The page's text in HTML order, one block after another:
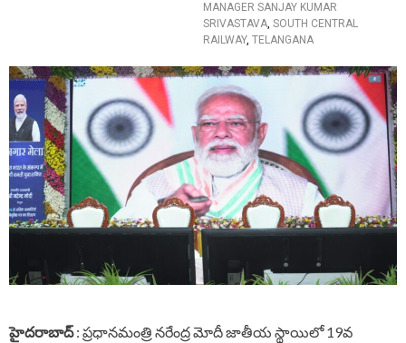
MANAGER SANJAY KUMAR
SRIVASTAVA, SOUTH CENTRAL
RAILWAY, TELANGANA
హైదరాబాద్: ప్రధానమంత్రి నరేంద్ర మోదీ జాతీయ స్థాయిలో 19వ